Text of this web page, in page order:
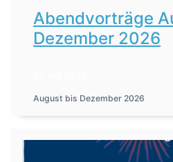
Abendvorträge
Dezember 2026
August bis Dezember 2026